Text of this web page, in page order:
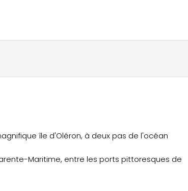
île d'Oléron, à deux pas de l'océan
Maritime, entre les ports pittoresques de